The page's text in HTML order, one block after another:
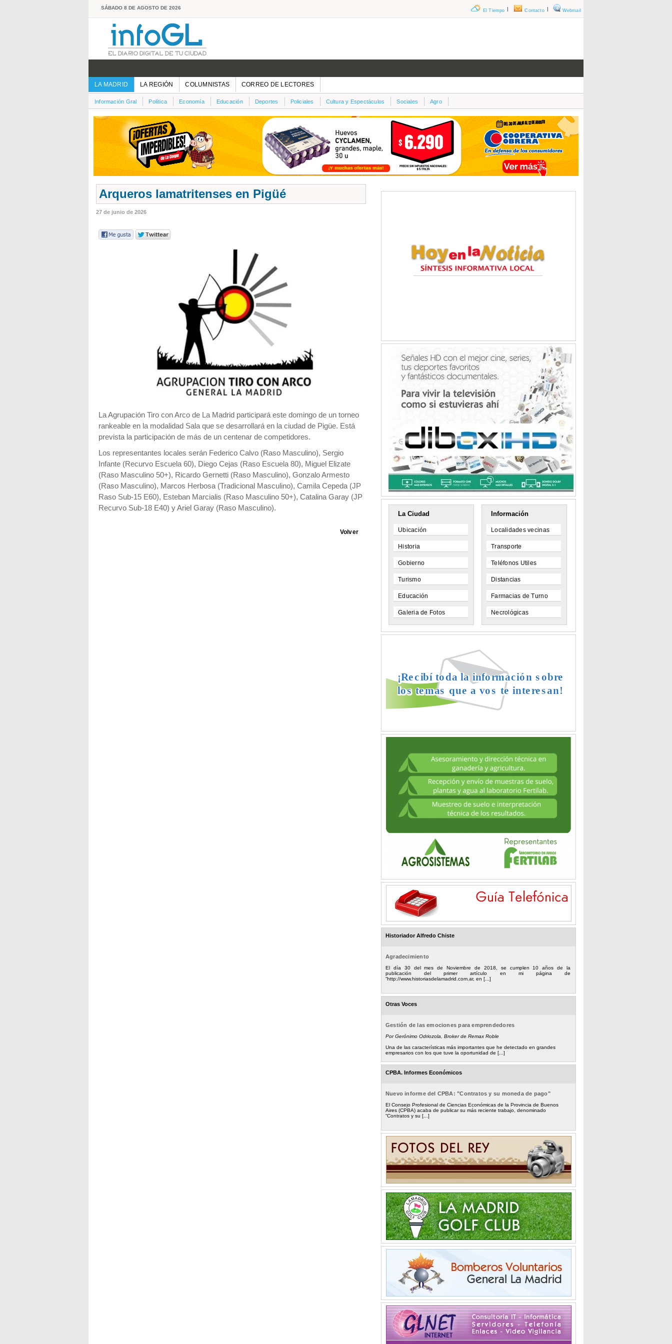
SÁBADO 8 DE AGOSTO DE 2026 Webmail
|
Contacto
|
El Tiempo
LA MADRID LA REGIÓN COLUMNISTAS CORREO DE LECTORES
Información Gral Política Economía Educación Deportes Policiales Cultura y Espectáculos Sociales Agro
Arqueros lamatritenses en Pigüé
27 de junio de 2026
La Agrupación Tiro con Arco de La Madrid participará este domingo de un torneo
rankeable en la modalidad Sala que se desarrollará en la ciudad de Pigüe. Está
prevista la participación de más de un centenar de competidores.
Los representantes locales serán Federico Calvo (Raso Masculino), Sergio
Infante (Recurvo Escuela 60), Diego Cejas (Raso Escuela 80), Miguel Elizate
(Raso Masculino 50+), Ricardo Gernetti (Raso Masculino), Gonzalo Armesto
(Raso Masculino), Marcos Herbosa (Tradicional Masculino), Camila Cepeda (JP
Raso Sub-15 E60), Esteban Marcialis (Raso Masculino 50+), Catalina Garay (JP
Recurvo Sub-18 E40) y Ariel Garay (Raso Masculino).
Volver
La Ciudad
Ubicación
Historia
Gobierno
Turismo
Educación
Galeria de Fotos
Información
Localidades vecinas
Transporte
Teléfonos Utiles
Distancias
Farmacias de Turno
Necrológicas
Historiador Alfredo Chiste
Agradecimiento
El día 30 del mes de Noviembre de 2018, se cumplen 10 años de la
publicación del primer artículo en mi página de
“http://www.historiasdelamadrid.com.ar, en [...]
Otras Voces
Gestión de las emociones para emprendedores
Por Gerónimo Odriozola, Broker de Remax Roble
Una de las características más importantes que he detectado en grandes
empresarios con los que tuve la oportunidad de [...]
CPBA. Informes Económicos
Nuevo informe del CPBA: "Contratos y su moneda de pago"
El Consejo Profesional de Ciencias Económicas de la Provincia de Buenos
Aires (CPBA) acaba de publicar su más reciente trabajo, denominado
“Contratos y su [...]